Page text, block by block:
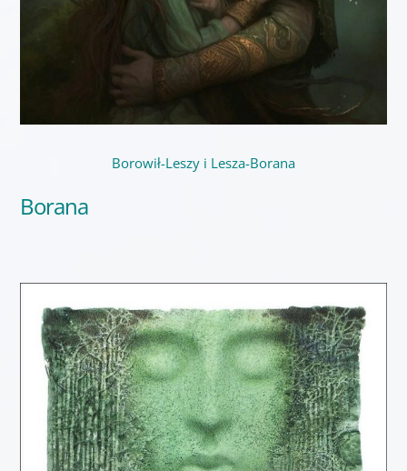
Borowił-Leszy i Lesza-Borana
Borana